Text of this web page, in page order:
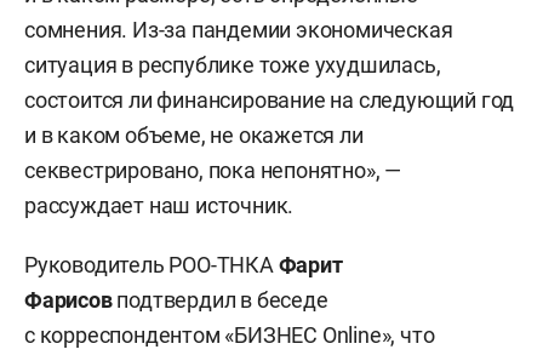
сомнения. Из-за пандемии экономическая
ситуация в республике тоже ухудшилась,
состоится ли финансирование на следующий год
и в каком объеме, не окажется ли
секвестрировано, пока непонятно», —
рассуждает наш источник.
Руководитель РОО-ТНКА Фарит
Фарисовподтвердил в беседе
с корреспондентом «БИЗНЕС Online», что